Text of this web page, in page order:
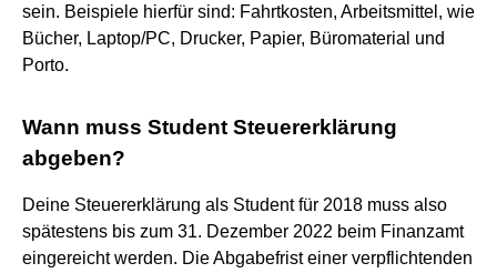
sein. Beispiele hierfür sind: Fahrtkosten, Arbeitsmittel, wie
Bücher, Laptop/PC, Drucker, Papier, Büromaterial und
Porto.
Wann muss Student Steuererklärung
abgeben?
Deine Steuererklärung als Student für 2018 muss also
spätestens bis zum 31. Dezember 2022 beim Finanzamt
eingereicht werden. Die Abgabefrist einer verpflichtenden